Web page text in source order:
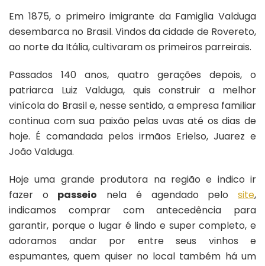
Em 1875, o primeiro imigrante da Famiglia Valduga
desembarca no Brasil. Vindos da cidade de Rovereto,
ao norte da Itália, cultivaram os primeiros parreirais.
Passados 140 anos, quatro gerações depois, o
patriarca Luiz Valduga, quis construir a melhor
vinícola do Brasil e, nesse sentido, a empresa familiar
continua com sua paixão pelas uvas até os dias de
hoje. É comandada pelos irmãos Erielso, Juarez e
João Valduga.
Hoje uma grande produtora na região e indico ir
fazer o passeio nela é agendado pelosite,
indicamos comprar com antecedência para
garantir, porque o lugar é lindo e super completo, e
adoramos andar por entre seus vinhos e
espumantes, quem quiser no local também há um